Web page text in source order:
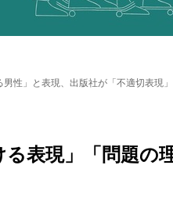
性」と表現、出版社が「不適切表現
る表現」「問題の